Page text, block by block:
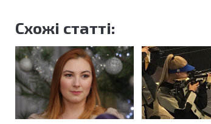
Схожі статті: